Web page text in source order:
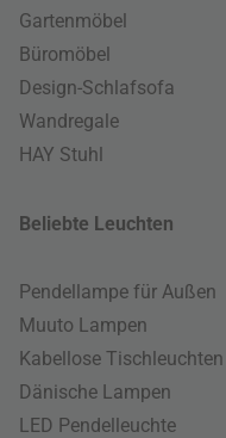
Gartenmöbel
Büromöbel
Design-Schlafsofa
Wandregale
HAY Stuhl
Beliebte Leuchten
Pendellampe für Außen
Muuto Lampen
Kabellose Tischleuchten
Dänische Lampen
LED Pendelleuchte